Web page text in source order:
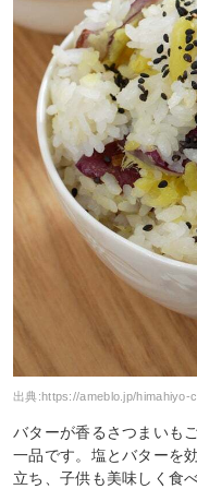
出典: https://ameblo.jp/himahiyo-
バターが香るさつまいも
一品です。塩とバターを
立ち、子供も美味しく食